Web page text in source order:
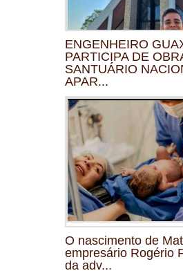
ENGENHEIRO
PARTICIPA DE
SANTUÁRIO
APAR...
O nascimento de
empresário Rogério
da adv...